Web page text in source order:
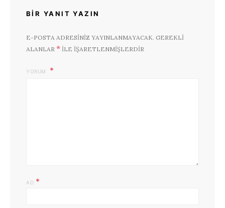
BIR YANIT YAZIN
E-POSTA ADRESINIZ YAYINLANMAYACAK. GEREKLI
ALANLAR * ILE IŞARETLENMIŞLERDIR
YORUM
AD *